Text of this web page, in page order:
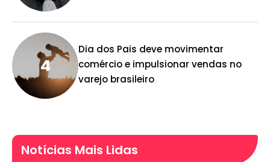
Dia dos Pais deve movimentar
comércio e impulsionar vendas no
varejo brasileiro
Notícias Mais Lidas